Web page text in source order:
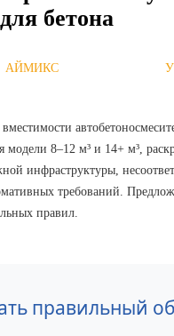
бетона
АЙМИКС
модели 8–12 м³ и 14+ м³,
инфраструктуры,
требований.
правил.
правильный